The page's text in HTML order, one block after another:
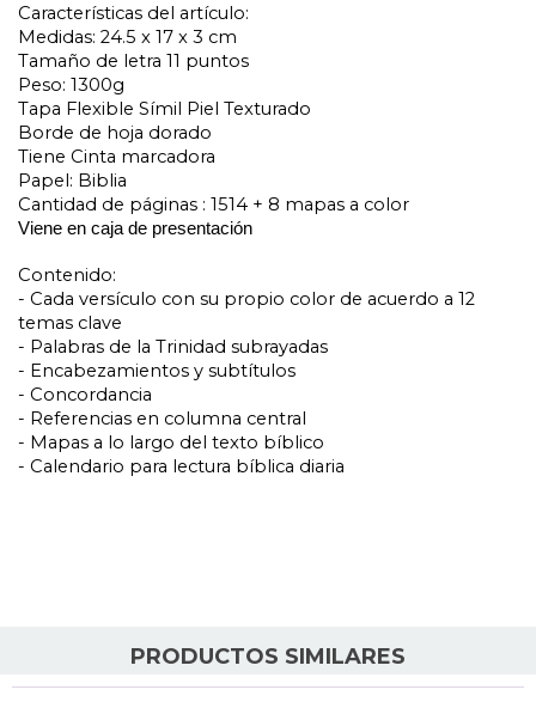
Características del artículo:
Medidas: 24.5 x 17 x 3 cm
Tamaño de letra 11 puntos
Peso: 1300g
Tapa Flexible Símil Piel Texturado
Borde de hoja dorado
Tiene Cinta marcadora
Papel: Biblia
Cantidad de páginas : 1514 + 8 mapas a color
Viene en caja de presentación
Contenido:
- Cada versículo con su propio color de acuerdo a 12
temas clave
- Palabras de la Trinidad subrayadas
- Encabezamientos y subtítulos
- Concordancia
- Referencias en columna central
- Mapas a lo largo del texto bíblico
- Calendario para lectura bíblica diaria
PRODUCTOS SIMILARES